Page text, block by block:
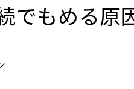
でもめる原